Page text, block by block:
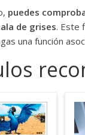
puedes
de grises. Este
una función